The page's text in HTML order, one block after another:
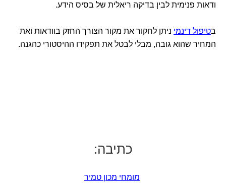
ודאות פנימית לבין בדיקה ריאלית של בסיס הידע.
בטיפול דינמי ניתן לחקור את מקור הצורך החזק בוודאות ואת
המחיר שהוא גובה, מבלי לבטל את תפקידו ההיסטורי כהגנה.
כתיבה:
מומחי מכון טמיר